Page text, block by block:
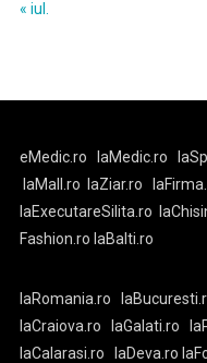
« iul.
eMedic.ro laMedic.ro
laMall.ro
laZiar.ro
laExecutareSilita.ro
Fashion.ro laBalti.ro
laRomania.ro
laCraiova.ro
laGalati.ro
laCalarasi.ro
laDeva.ro